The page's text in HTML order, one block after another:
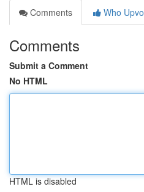
Comments
Who
Comments
Submit a Comment
No HTML
HTML is disabled